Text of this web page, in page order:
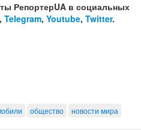
РепортерUA в социальных
, Telegram, Youtube, Twitter.
общество новости мира